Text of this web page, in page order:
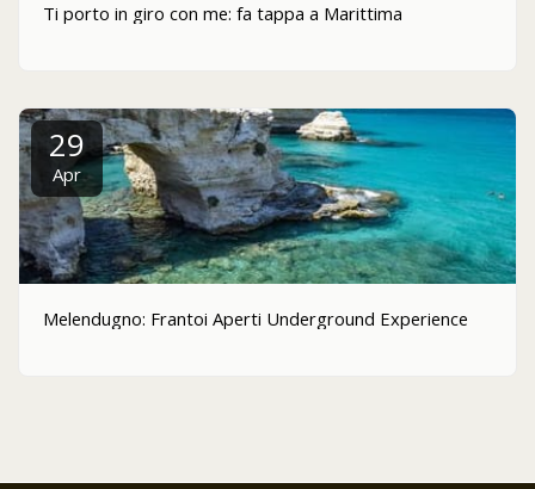
Ti porto in giro con me: fa tappa a Marittima
29
Apr
Melendugno: Frantoi Aperti Underground Experience